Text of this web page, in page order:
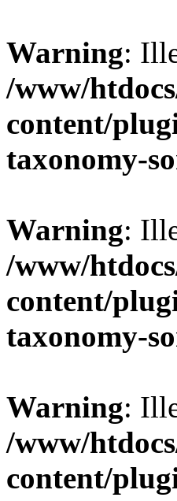
Warning:
/www/
content/
taxonomy-
Warning:
/www/
content/
taxonomy-
Warning:
/www/
content/